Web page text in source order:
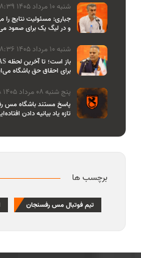
شنبه 10 مرداد 1405 08:39
جباری: مسئولیت نتایج را
و در لیگ یک برای صعود
شنبه 10 مرداد 1405 08:36
برای احقاق حق باشگاه
پنج شنبه 08 مرداد 1405 20:28
پاسخ مستند باشگاه مس
تازه یاد بیانیه دادن
برچسب ها
تیم فوتبال مس رفسنجان